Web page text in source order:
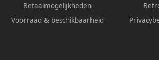
Betaalmogelijkheden
Voorraad & beschikbaarheid